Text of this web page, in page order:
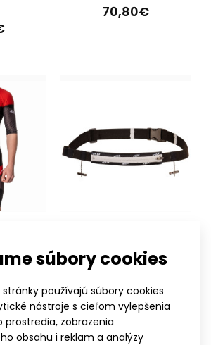
súbory cookies
používajú súbory cookies
nástroje s cieľom vylepšenia
prostredia, zobrazenia
obsahu i reklam a analýzy
s krátkym rukávom MARK ELITE
kombinézy vznikli vďaka úzkej spol..
70,80€
s
Tri belt BLACK